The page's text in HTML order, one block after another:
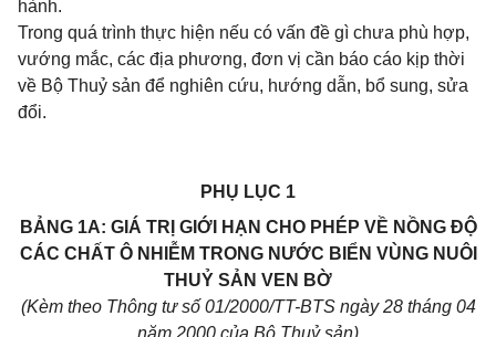
hành.
Trong quá trình thực hiện nếu có vấn đề gì chưa phù hợp,
vướng mắc, các địa phương, đơn vị cần báo cáo kịp thời
về Bộ Thuỷ sản để nghiên cứu, hướng dẫn, bổ sung, sửa
đổi.
PHỤ LỤC 1
BẢNG 1A: GIÁ TRỊ GIỚI HẠN CHO PHÉP VỀ NỒNG ĐỘ
CÁC CHẤT Ô NHIỄM TRONG NƯỚC BIỂN VÙNG NUÔI
THUỶ SẢN VEN BỜ
(Kèm theo Thông tư số 01/2000/TT-BTS ngày 28 tháng 04